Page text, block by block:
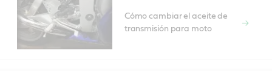
Cómo cambiar el aceite de
transmisión para moto